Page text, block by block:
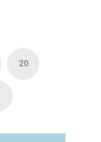
20